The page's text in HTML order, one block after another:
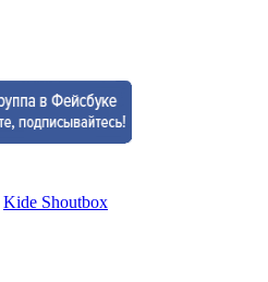
Kide Shoutbox